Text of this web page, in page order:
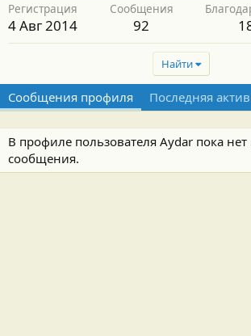
Регистрация
4 Авг 2014
Сообщения
92
Найти
Сообщения профиля Последняя
В профиле пользователя Aydar пока
сообщения.